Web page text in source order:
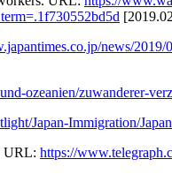
news/
ozeanien/zuwanderer-
Japan-Immigration/
URL: https://